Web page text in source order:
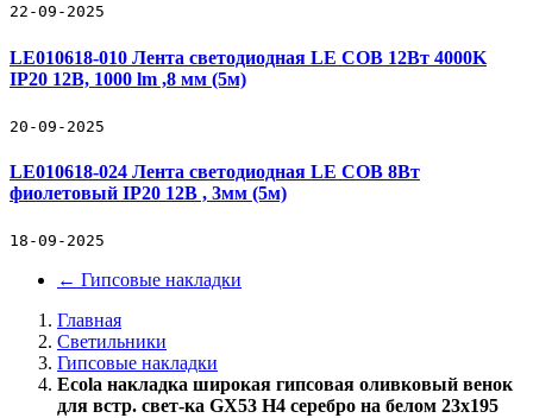
22-09-2025
LE010618-010 Лента светодиодная LE COB 12Вт 4000K
IP20 12В, 1000 lm ,8 мм (5м)
20-09-2025
LE010618-024 Лента светодиодная LE COB 8Вт
фиолетовый IP20 12В , 3мм (5м)
18-09-2025
← Гипсовые накладки
Главная
Светильники
Гипсовые накладки
Ecola накладка широкая гипсовая оливковый венок
для встр. свет-ка GX53 H4 серебро на белом 23х195